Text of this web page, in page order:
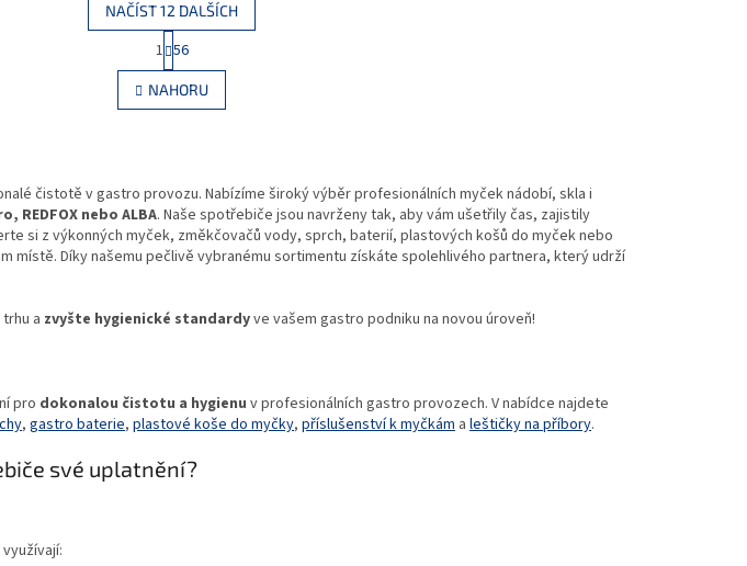
O
v
l
í
p
r
v
v
s
u
NAČÍST 12 DALŠÍCH
t
r
á
n
á
n
í
1 56
NAHORU
čistotě v gastro provozu. Nabízíme široký výběr profesionálních myček nádobí, skla i
REDFOX nebo ALBA. Naše spotřebiče jsou navrženy tak, aby vám ušetřily čas, zajistily
si z výkonných myček, změkčovačů vody, sprch, baterií, plastových košů do myček nebo
místě. Díky našemu pečlivě vybranému sortimentu získáte spolehlivého partnera, který udrží
a zvyšte hygienické standardyve vašem gastro podniku na novou úroveň!
pro dokonalou čistotu a hygienu v profesionálních gastro provozech. V nabídce najdete
, gastro baterie, plastové koše do myčky, příslušenství k myčkám a leštičky na příbory.
své uplatnění?